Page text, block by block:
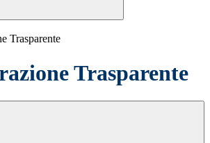
Trasparente
Trasparente